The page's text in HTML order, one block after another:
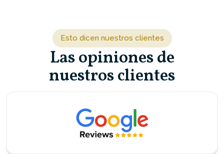
Esto dicen nuestros clientes
Las opiniones de
nuestros clientes